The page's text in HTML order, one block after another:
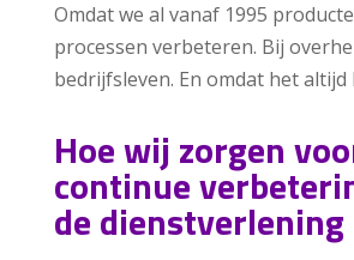
Omdat we al vanaf 1995
processen verbeteren. Bij
bedrijfsleven. En omdat het altijd
Hoe wij zorgen
continue
de dienstverlening